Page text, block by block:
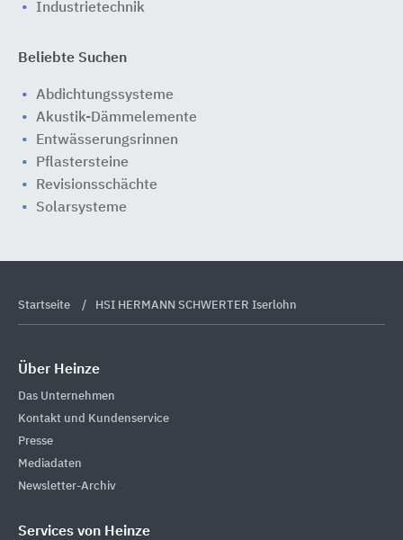
Industrietechnik
Beliebte Suchen
Abdichtungssysteme
Akustik-Dämmelemente
Entwässerungsrinnen
Pflastersteine
Revisionsschächte
Solarsysteme
Startseite HSI HERMANN SCHWERTER Iserlohn
Über Heinze
Das Unternehmen
Kontakt und Kundenservice
Presse
Mediadaten
Newsletter-Archiv
Services von Heinze